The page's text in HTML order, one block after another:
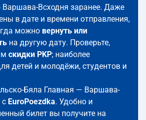
Варшава-Всходня заранее. Даже
в дате и времени отправления,
можно вернуть или
на другую дату. Проверьте,
скидки PKP; наиболее
детей и молодёжи, студентов и
Бяла Главная — Варшава-
с EuroPoezdka. Удобно и
билет вы получите на